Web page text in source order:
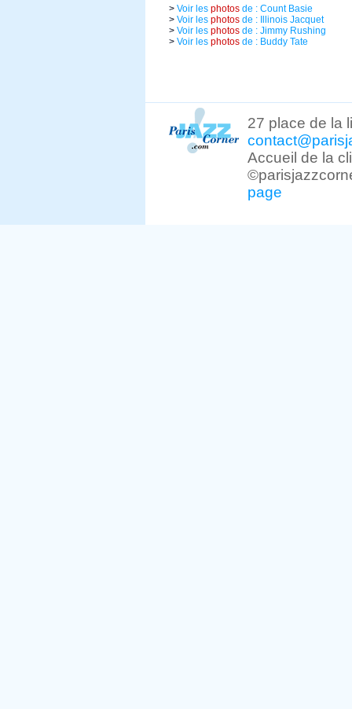
> Voir les photos de : Count Basie
> Voir les photos de : Illinois Jacquet
> Voir les photos de : Jimmy Rushing
> Voir les photos de : Buddy Tate
27 place de la
Accueil de la
page